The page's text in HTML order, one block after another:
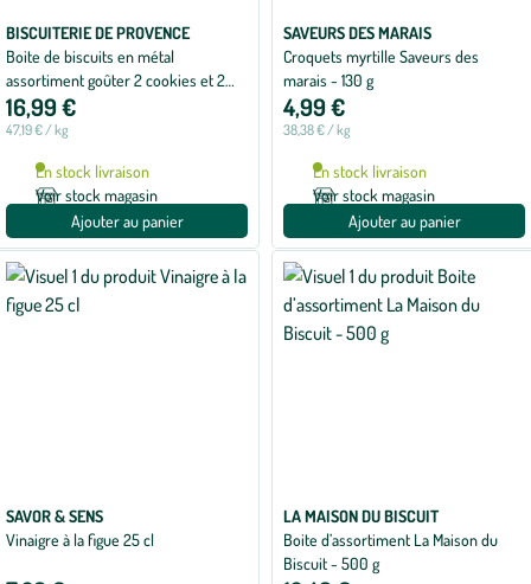
BISCUITERIE DE PROVENCE
Boite de biscuits en métal
assortiment goûter 2 cookies et 2
sablés Biscuiterie de Provence
16,99 €
47,19 € / kg
En stock livraison
Voir stock magasin
Ajouter au panier
SAVEURS DES MARAIS
Croquets myrtille Saveurs des
marais - 130 g
4,99 €
38,38 € / kg
En stock livraison
Voir stock magasin
Ajouter au panier
SAVOR & SENS
Vinaigre à la figue 25 cl
LA MAISON DU BISCUIT
Boite d’assortiment La Maison du
Biscuit - 500 g